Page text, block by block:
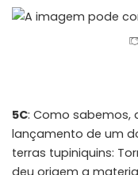
5C: Como sabemos,
lançamento de um
terras tupiniquins:
deu origem a